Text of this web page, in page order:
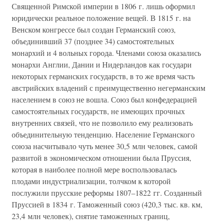
Священной Римской империи в 1806 г. лишь оформил
юридически реальное положение вещей. В 1815 г. на
Венском конгрессе был создан Германский союз,
объединивший 37 (позднее 34) самостоятельных
монархий и 4 вольных города. Членами союза оказались
монархи Англии, Дании и Нидерландов как государи
некоторых германских государств, в то же время часть
австрийских владений с преимущественно негерманским
населением в союз не вошла. Союз был конфедерацией
самостоятельных государств, не имеющих прочных
внутренних связей, что не позволило ему реализовать
объединительную тенденцию. Население Германского
союза насчитывало чуть менее 30,5 млн человек, самой
развитой в экономическом отношении была Пруссия,
которая в наиболее полной мере воспользовалась
плодами индустриализации, толчком к которой
послужили прусские реформы 1807–1822 гг. Созданный
Пруссией в 1834 г. Таможенный союз (420,3 тыс. кв. км,
23,4 млн человек), снятие таможенных границ,